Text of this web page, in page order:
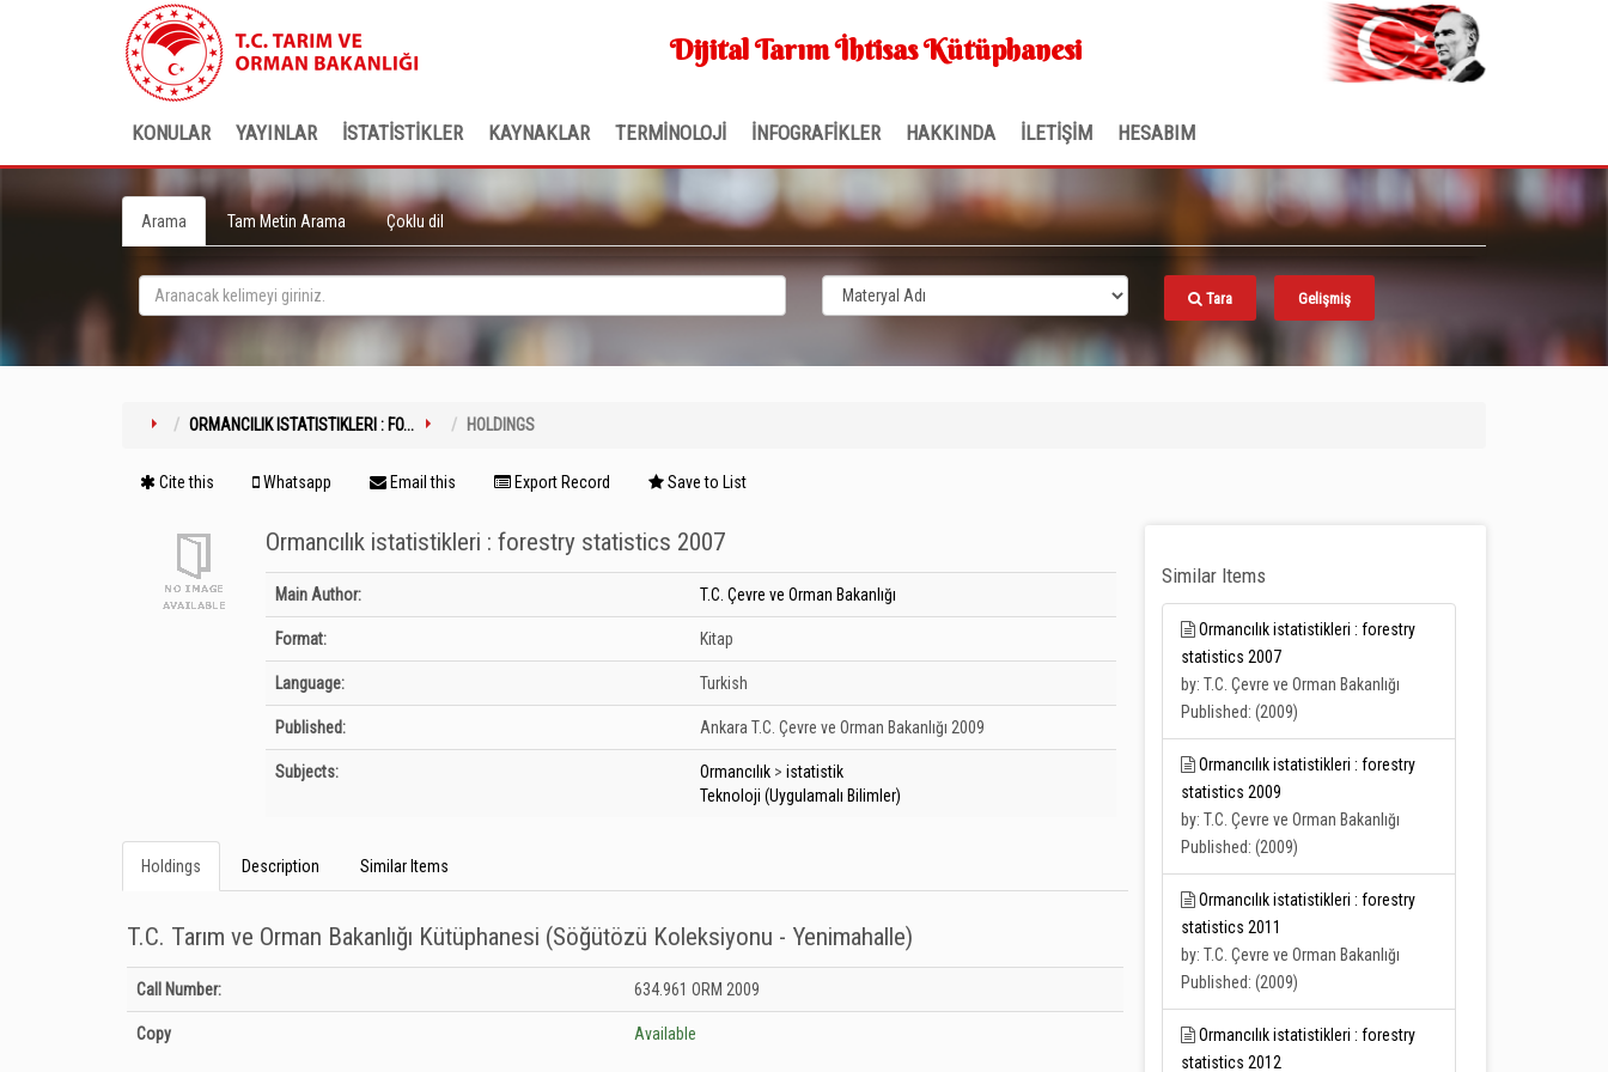
Dijital Tarım İhtisas Kütüphanesi
KONULAR YAYINLAR İSTATİSTİKLER KAYNAKLAR TERMİNOLOJİ İNFOGRAFİKLER HAKKINDA İLETİŞİM HESABIM
Arama Tam Metin Arama Çoklu dil
Tara Gelişmiş
ORMANCILIK ISTATISTIKLERI : FO... HOLDINGS
Cite this Whatsapp Email this Export Record Save to List
Ormancılık istatistikleri : forestry statistics 2007
Bibliographic Details
Main Author: T.C. Çevre ve Orman Bakanlığı
Format: Kitap
Language: Turkish
Published: Ankara T.C. Çevre ve Orman Bakanlığı 2009
Subjects: Ormancılık > istatistik
Teknoloji (Uygulamalı Bilimler)
Holdings Description Similar Items
T.C. Tarım ve Orman Bakanlığı Kütüphanesi (Söğütözü Koleksiyonu - Yenimahalle)
Holdings details from T.C. Tarım ve Orman Bakanlığı Kütüphanesi (Söğütözü Koleksiyonu - Yenimahalle): Unknown
Call Number: 634.961 ORM 2009
Copy Available
Similar Items
Ormancılık istatistikleri : forestry
statistics 2007
by: T.C. Çevre ve Orman Bakanlığı
Published: (2009)
Ormancılık istatistikleri : forestry
statistics 2009
by: T.C. Çevre ve Orman Bakanlığı
Published: (2009)
Ormancılık istatistikleri : forestry
statistics 2011
by: T.C. Çevre ve Orman Bakanlığı
Published: (2009)
Ormancılık istatistikleri : forestry
statistics 2012